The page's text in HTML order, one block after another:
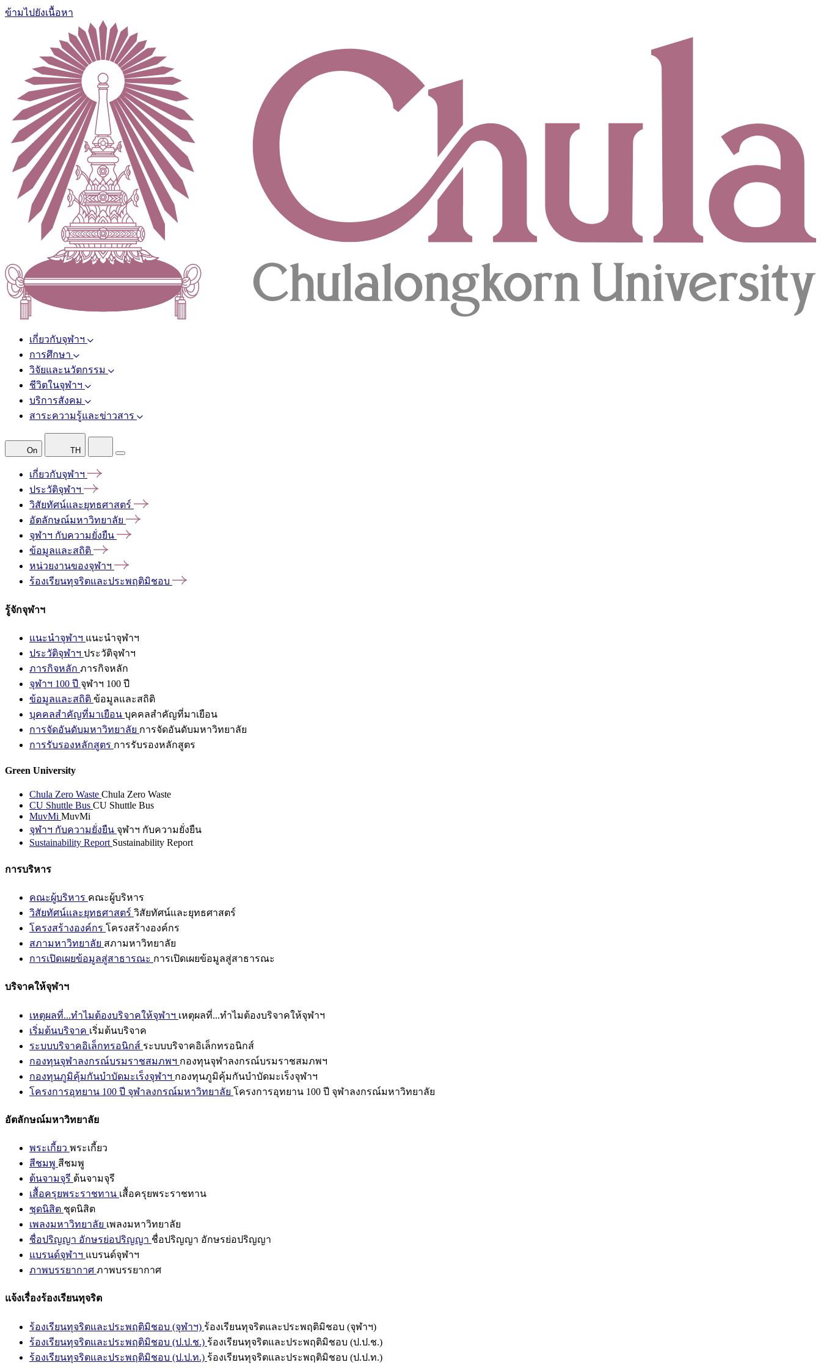
ข้ามไปยังเนื้อหา
เกี่ยวกับจุฬาฯ
การศึกษา
วิจัยและนวัตกรรม
ชีวิตในจุฬาฯ
บริการสังคม
สาระความรู้และข่าวสาร
On TH
เกี่ยวกับจุฬาฯ
ประวัติจุฬาฯ
วิสัยทัศน์และยุทธศาสตร์
อัตลักษณ์มหาวิทยาลัย
จุฬาฯ กับความยั่งยืน
ข้อมูลและสถิติ
หน่วยงานของจุฬาฯ
ร้องเรียนทุจริตและประพฤติมิชอบ
รู้จักจุฬาฯ
แนะนำจุฬาฯ แนะนำจุฬาฯ
ประวัติจุฬาฯ ประวัติจุฬาฯ
ภารกิจหลัก ภารกิจหลัก
จุฬาฯ 100 ปี จุฬาฯ 100 ปี
ข้อมูลและสถิติ ข้อมูลและสถิติ
บุคคลสำคัญที่มาเยือน บุคคลสำคัญที่มาเยือน
การจัดอันดับมหาวิทยาลัย การจัดอันดับมหาวิทยาลัย
การรับรองหลักสูตร การรับรองหลักสูตร
Green University
Chula Zero Waste Chula Zero Waste
CU Shuttle Bus CU Shuttle Bus
MuvMi MuvMi
จุฬาฯ กับความยั่งยืน จุฬาฯ กับความยั่งยืน
Sustainability Report Sustainability Report
การบริหาร
คณะผู้บริหาร คณะผู้บริหาร
วิสัยทัศน์และยุทธศาสตร์ วิสัยทัศน์และยุทธศาสตร์
โครงสร้างองค์กร โครงสร้างองค์กร
สภามหาวิทยาลัย สภามหาวิทยาลัย
การเปิดเผยข้อมูลสู่สาธารณะ การเปิดเผยข้อมูลสู่สาธารณะ
บริจาคให้จุฬาฯ
เหตุผลที่...ทำไมต้องบริจาคให้จุฬาฯ เหตุผลที่...ทำไมต้องบริจาคให้จุฬาฯ
เริ่มต้นบริจาค เริ่มต้นบริจาค
ระบบบริจาคอิเล็กทรอนิกส์ ระบบบริจาคอิเล็กทรอนิกส์
กองทุนจุฬาลงกรณ์บรมราชสมภพฯ กองทุนจุฬาลงกรณ์บรมราชสมภพฯ
กองทุนภูมิคุ้มกันบำบัดมะเร็งจุฬาฯ กองทุนภูมิคุ้มกันบำบัดมะเร็งจุฬาฯ
โครงการอุทยาน 100 ปี จุฬาลงกรณ์มหาวิทยาลัย โครงการอุทยาน 100 ปี จุฬาลงกรณ์มหาวิทยาลัย
อัตลักษณ์มหาวิทยาลัย
พระเกี้ยว พระเกี้ยว
สีชมพู สีชมพู
ต้นจามจุรี ต้นจามจุรี
เสื้อครุยพระราชทาน เสื้อครุยพระราชทาน
ชุดนิสิต ชุดนิสิต
เพลงมหาวิทยาลัย เพลงมหาวิทยาลัย
ชื่อปริญญา อักษรย่อปริญญา ชื่อปริญญา อักษรย่อปริญญา
แบรนด์จุฬาฯ แบรนด์จุฬาฯ
ภาพบรรยากาศ ภาพบรรยากาศ
แจ้งเรื่องร้องเรียนทุจริต
ร้องเรียนทุจริตและประพฤติมิชอบ (จุฬาฯ) ร้องเรียนทุจริตและประพฤติมิชอบ (จุฬาฯ)
ร้องเรียนทุจริตและประพฤติมิชอบ (ป.ป.ช.) ร้องเรียนทุจริตและประพฤติมิชอบ (ป.ป.ช.)
ร้องเรียนทุจริตและประพฤติมิชอบ (ป.ป.ท.) ร้องเรียนทุจริตและประพฤติมิชอบ (ป.ป.ท.)